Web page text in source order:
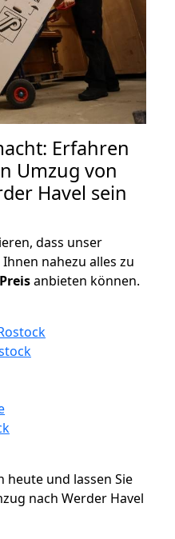
Erfahren
Umzug von
Havel sein
dass unser
nahezu alles zu
Preisanbieten können.
heute und lassen Sie
nach Werder Havel